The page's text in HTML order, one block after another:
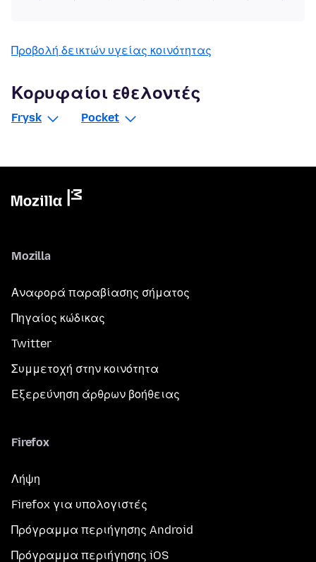
Προβολή δεικτών υγείας κοινότητας
Κορυφαίοι εθελοντές
Frysk Pocket
Mozilla
Αναφορά παραβίασης σήματος
Πηγαίος κώδικας
Twitter
Συμμετοχή στην κοινότητα
Εξερεύνηση άρθρων βοήθειας
Firefox
Λήψη
Firefox για υπολογιστές
Πρόγραμμα περιήγησης Android
Πρόγραμμα περιήγησης iOS